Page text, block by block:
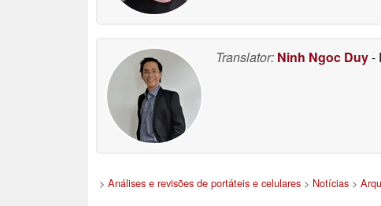
Translator: Ninh Ngoc Duy-
> Análises e revisões de portáteis e celulares > Notícias >